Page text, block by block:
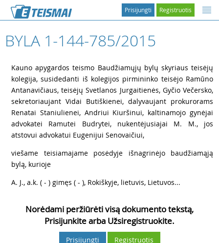
Registruotis
Prisijungti
BYLA 1-144-785/2015
Kauno apygardos teismo Baudžiamųjų bylų skyriaus teisėjų
kolegija, susidedanti iš kolegijos pirmininko teisėjo Ramūno
Antanavičiaus, teisėjų Svetlanos Jurgaitienės, Gyčio Večersko,
sekretoriaujant Vidai Butiškienei, dalyvaujant prokurorams
Renatai Staniulienei, Andriui Kiuršinui, kaltinamojo gynėjai
advokatei Ramutei Budrytei, nukentėjusiajai M. M., jos
atstovui advokatui Eugenijui Senovaičiui,
viešame teisiamajame posėdyje išnagrinėjo baudžiamąją
bylą, kurioje
A. J., a.k. ( - ) gimęs ( - ), Rokiškyje, lietuvis, Lietuvos...
Norėdami peržiūrėti visą dokumento tekstą,
Prisijunkite arba Užsiregistruokite.
Prisijungti Registruotis